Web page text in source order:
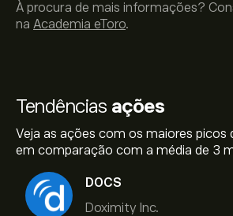
Tendências ações
Veja as ações com os maiores picos
em comparação com a média de 3
DOCS
Doximity Inc.
À procura de mais informações?
na Academia eToro.